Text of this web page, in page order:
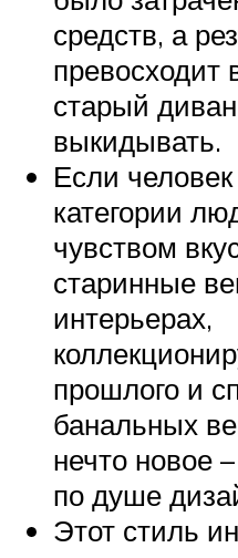
средств, а
превосходит
старый
выкидывать.
Если
категории
чувством
старинные
интерьерах,
прошлого и
банальных
нечто новое
по душе
Этот стиль